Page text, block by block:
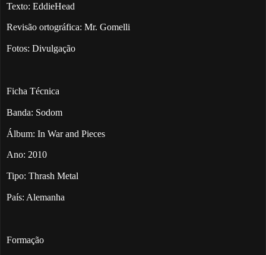
Texto: EddieHead
Revisão ortográfica: Mr. Gomelli
Fotos: Divulgação
Ficha Técnica
Banda: Sodom
Álbum: In War and Pieces
Ano: 2010
Tipo: Thrash Metal
País: Alemanha
Formação